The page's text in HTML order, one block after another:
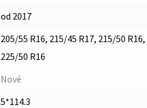
od 2017
205/55 R16, 215/45 R17, 215/50
225/50 R16
Nové
5*114.3